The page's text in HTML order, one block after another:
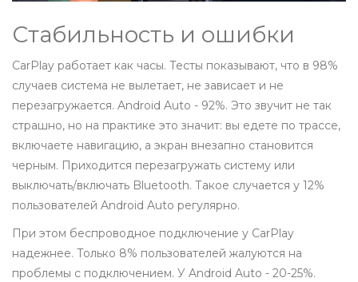
Стабильность и ошибки
CarPlay работает как часы. Тесты показывают, что в 98%
случаев система не вылетает, не зависает и не
перезагружается. Android Auto - 92%. Это звучит не так
страшно, но на практике это значит: вы едете по трассе,
включаете навигацию, а экран внезапно становится
черным. Приходится перезагружать систему или
выключать/включать Bluetooth. Такое случается у 12%
пользователей Android Auto регулярно.
При этом беспроводное подключение у CarPlay
надежнее. Только 8% пользователей жалуются на
проблемы с подключением. У Android Auto - 20-25%.